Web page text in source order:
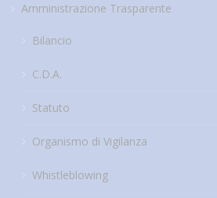
Amministrazione Trasparente
Bilancio
C.D.A.
Statuto
Organismo di Vigilanza
Whistleblowing